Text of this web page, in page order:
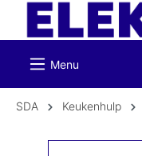
Menu
SDA Keukenhulp